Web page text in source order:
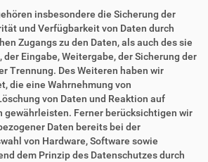
insbesondere die Sicherung der
und Verfügbarkeit von Daten durch
Zugangs zu den Daten, als auch des sie
Eingabe, Weitergabe, der Sicherung der
Trennung. Des Weiteren haben wir
die eine Wahrnehmung von
von Daten und Reaktion auf
gewährleisten. Ferner berücksichtigen wir
Daten bereits bei der
von Hardware, Software sowie
dem Prinzip des Datenschutzes durch